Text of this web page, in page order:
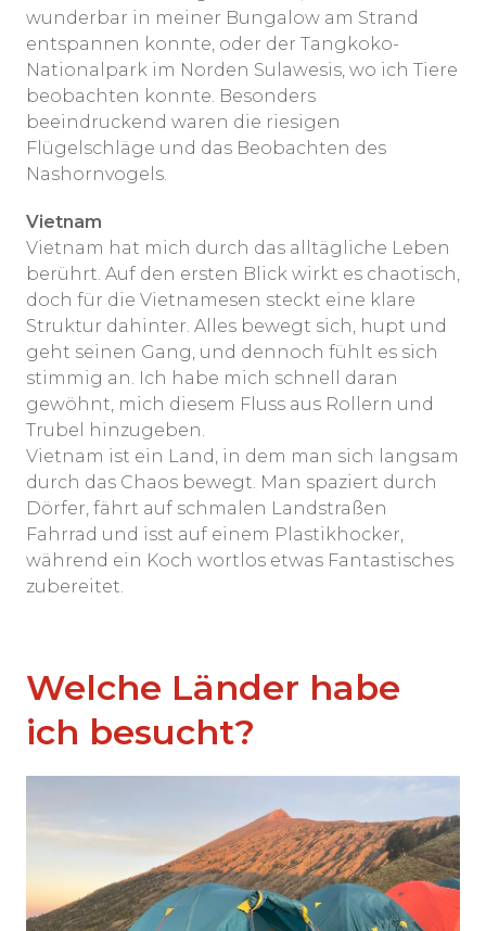
wunderbar in meiner Bungalow am Strand
entspannen konnte, oder der Tangkoko-
Nationalpark im Norden Sulawesis, wo ich Tiere
beobachten konnte. Besonders
beeindruckend waren die riesigen
Flügelschläge und das Beobachten des
Nashornvogels.
Vietnam
Vietnam hat mich durch das alltägliche Leben
berührt. Auf den ersten Blick wirkt es chaotisch,
doch für die Vietnamesen steckt eine klare
Struktur dahinter. Alles bewegt sich, hupt und
geht seinen Gang, und dennoch fühlt es sich
stimmig an. Ich habe mich schnell daran
gewöhnt, mich diesem Fluss aus Rollern und
Trubel hinzugeben.
Vietnam ist ein Land, in dem man sich langsam
durch das Chaos bewegt. Man spaziert durch
Dörfer, fährt auf schmalen Landstraßen
Fahrrad und isst auf einem Plastikhocker,
während ein Koch wortlos etwas Fantastisches
zubereitet.
Welche Länder habe
ich besucht?